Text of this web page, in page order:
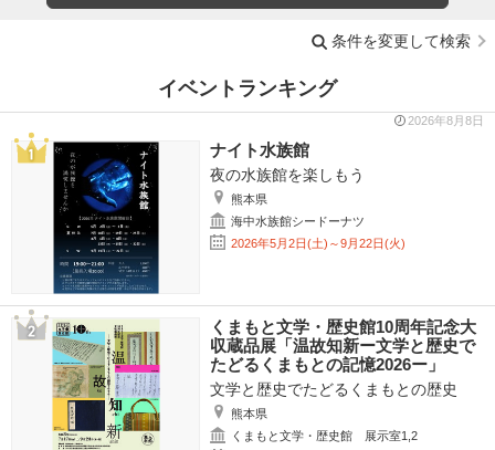
条件を変更して検索
イベントランキング
2026年8月8日
ナイト水族館
夜の水族館を楽しもう
熊本県
海中水族館シードーナツ
2026年5月2日(土)～9月22日(火)
くまもと文学・歴史館10周年記念大
収蔵品展「温故知新ー文学と歴史で
たどるくまもとの記憶2026ー」
文学と歴史でたどるくまもとの歴史
熊本県
くまもと文学・歴史館 展示室1,2